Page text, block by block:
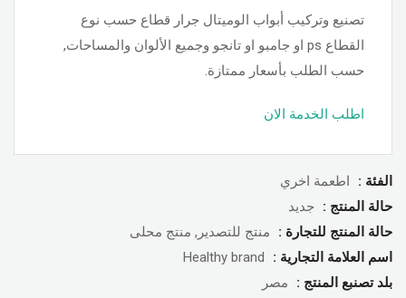
تصنيع وتركيب أبواب الوميتال جرار قطاع حسب نوع
القطاع ps او جامبو او تانجو وجميع الألوان والمساحات,
حسب الطلب بأسعار ممتازة.
اطلب الخدمة الان
الفئة :
اطعمة اخري
حالة المنتج :
جديد
حالة المنتج للتجارة :
منتج للتصدير, منتج محلى
اسم العلامة التجارية :
Healthy brand
بلد تصنبع المنتج :
مصر